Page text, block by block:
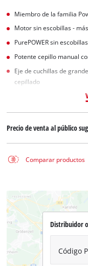
Miembro de la familia
Motor sin escobillas -
PurePOWER sin
Potente cepillo manual
Eje de cuchillas de
cepillado
Precio de venta al público
Comparar productos
Distribuidor
Código